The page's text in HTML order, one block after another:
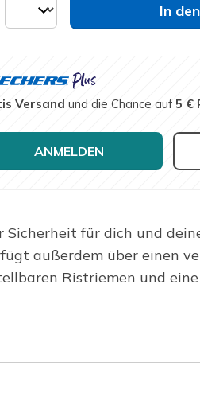
In
Versand und die Chance auf5 €
ANMELDEN
für dich und
außerdem über einen
Ristriemen und